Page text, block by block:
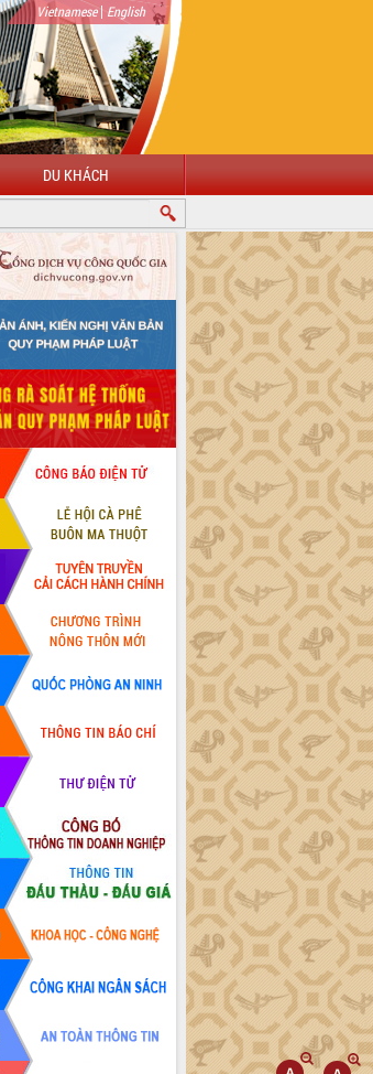
Vietnamese| English
DU KHÁCH